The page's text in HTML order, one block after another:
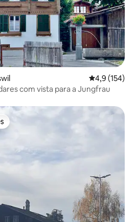
4,9 de uma
4,9 (154)
com vista para a Jungfrau